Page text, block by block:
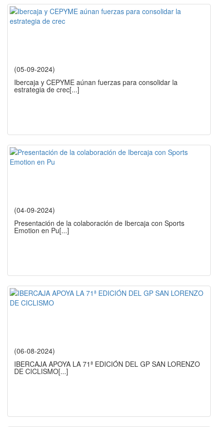
(05-09-2024)
Ibercaja y CEPYME aúnan fuerzas para consolidar la
estrategia de crec[...]
(04-09-2024)
Presentación de la colaboración de Ibercaja con Sports
Emotion en Pu[...]
(06-08-2024)
IBERCAJA APOYA LA 71ª EDICIÓN DEL GP SAN LORENZO
DE CICLISMO[...]